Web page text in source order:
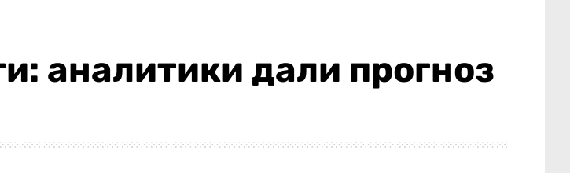
аналитики дали прогноз